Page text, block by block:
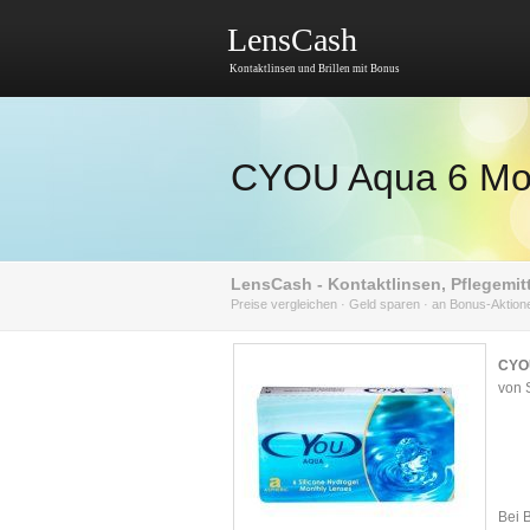
LensCash
Kontaktlinsen und Brillen mit Bonus
CYOU Aqua 6
LensCash - Kontaktlinsen,
Preise vergleichen · Geld sparen · an Bonus-
von
Bei